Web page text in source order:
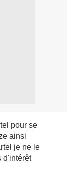
pour se
ainsi
je ne le
d'intérêt